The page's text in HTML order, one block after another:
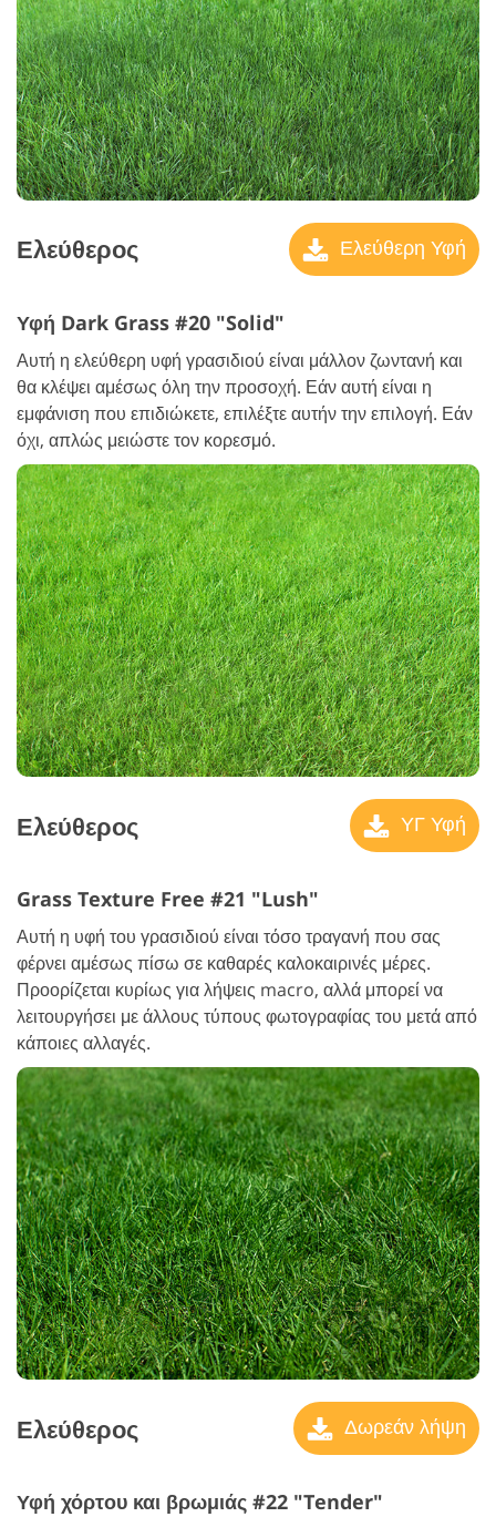
Ελεύθερος Ελεύθερη Υφή
Υφή Dark Grass #20 "Solid"
Αυτή η ελεύθερη υφή γρασιδιού είναι μάλλον ζωντανή και
θα κλέψει αμέσως όλη την προσοχή. Εάν αυτή είναι η
εμφάνιση που επιδιώκετε, επιλέξτε αυτήν την επιλογή. Εάν
όχι, απλώς μειώστε τον κορεσμό.
Ελεύθερος ΥΓ Υφή
Grass Texture Free #21 "Lush"
Αυτή η υφή του γρασιδιού είναι τόσο τραγανή που σας
φέρνει αμέσως πίσω σε καθαρές καλοκαιρινές μέρες.
Προορίζεται κυρίως για λήψεις macro, αλλά μπορεί να
λειτουργήσει με άλλους τύπους φωτογραφίας του μετά από
κάποιες αλλαγές.
Ελεύθερος Δωρεάν λήψη
Υφή χόρτου και βρωμιάς #22 "Tender"